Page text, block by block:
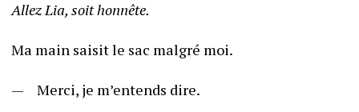
—	Merci, je m’entends dire.